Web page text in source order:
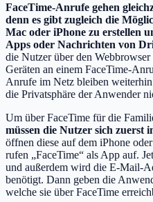
FaceTime-Anrufe gehen
denn es gibt zugleich die
Mac oder iPhone zu erstellen
Apps oder Nachrichten von
die Nutzer über den
Geräten an einem FaceTime-
Anrufe im Netz bleiben
die Privatsphäre der Anwender
Um über FaceTime für die
müssen die Nutzer sich zuerst
öffnen diese auf dem iPhone
rufen „FaceTime“ als App auf.
und außerdem wird die E-Mail-
benötigt. Dann geben die
welche sie über FaceTime